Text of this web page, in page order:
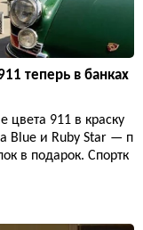
теперь в банках
цвета 911 в краску
Blue и Ruby Star — п
в подарок. Спортк